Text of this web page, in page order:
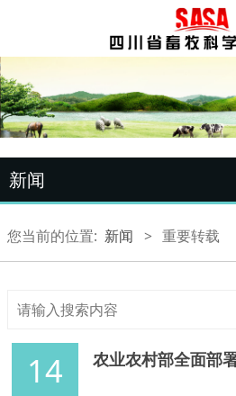
新闻
您当前的位置: 新闻 > 重要转载
14